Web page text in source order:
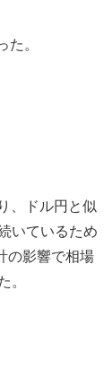
。
、ドル円と似
いているため
の影響で相場
。